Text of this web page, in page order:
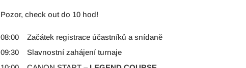
Pozor, check out do 10 hod!
08:00 Začátek registrace účastníků a snídaně
09:30 Slavnostní zahájení turnaje